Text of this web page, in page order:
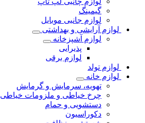
گیمینگ
لوازم جانبی موبایل
لوازم آرایشی و بهداشتی
لوازم آشپزخانه
پذیرایی
لوازم برقی
لوازم تولد
لوازم خانه
تهویه، سرمایش و گرمایش
چرخ خیاطی و ملزومات خیاطی
دستشویی و حمام
دکوراسیون